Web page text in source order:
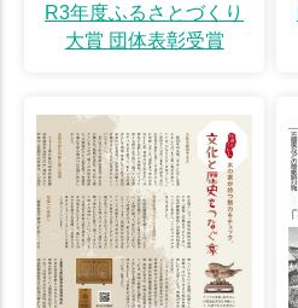
R3年度ふるさとづくり
大賞 団体表彰受賞